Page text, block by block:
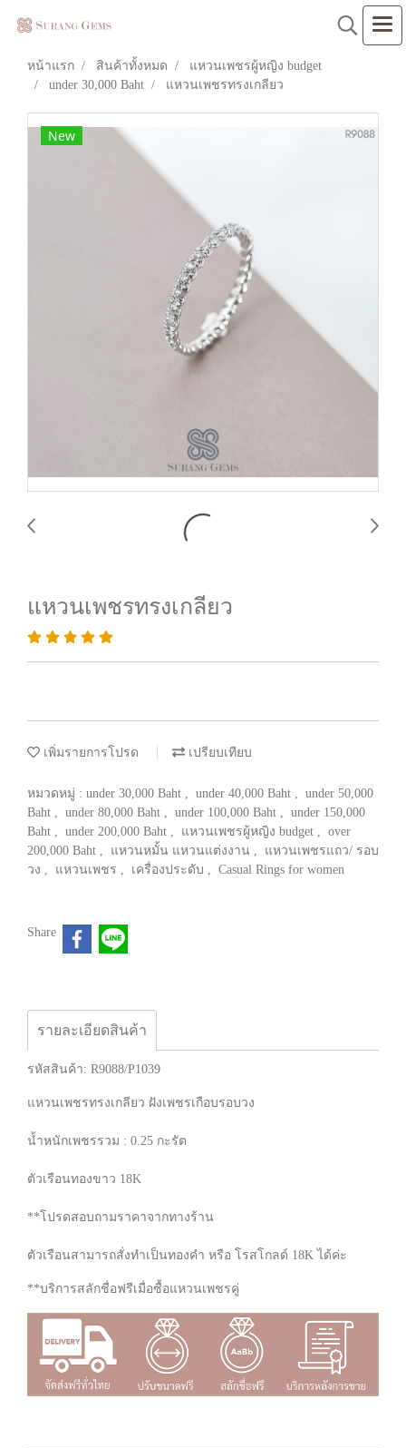
หน้าแรก สินค้าทั้งหมด
แหวนเพชรผู้หญิง budget
under 30,000 Baht
แหวนเพชรทรงเกลียว
New
แหวนเพชรทรงเกลียว
เพิ่มรายการโปรด เปรียบเทียบ
หมวดหมู่ : under 30,000 Baht , under 40,000 Baht , under 50,000
Baht , under 80,000 Baht , under 100,000 Baht , under 150,000
Baht , under 200,000 Baht , แหวนเพชรผู้หญิง budget , over
200,000 Baht , แหวนหมั้น แหวนแต่งงาน ,
แหวนเพชรแถว/ รอบ
วง , แหวนเพชร , เครื่องประดับ , Casual Rings for women
Share
รายละเอียดสินค้า
รหัสสินค้า: R9088/P1039
แหวนเพชรทรงเกลียว ฝังเพชรเกือบรอบวง
น้ำหนักเพชรรวม : 0.25 กะรัต
ตัวเรือนทองขาว 18K
**โปรดสอบถามราคาจากทางร้าน
ตัวเรือนสามารถสั่งทำเป็นทองคำ หรือ โรสโกลด์ 18K ได้ค่ะ
**บริการสลักชื่อฟรีเมื่อซื้อแหวนเพชรคู่